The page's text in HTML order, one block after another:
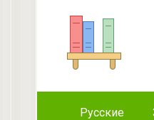
Русские